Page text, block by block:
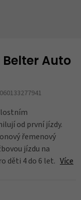
Belter Auto
od první jízdy.
řemenový
jízdu na
děti 4 do 6 let. Více